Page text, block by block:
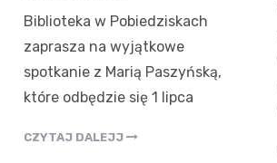
Biblioteka w Pobiedziskach
zaprasza na wyjątkowe
spotkanie z Marią Paszyńską,
które odbędzie się 1 lipca
CZYTAJ DALEJJ